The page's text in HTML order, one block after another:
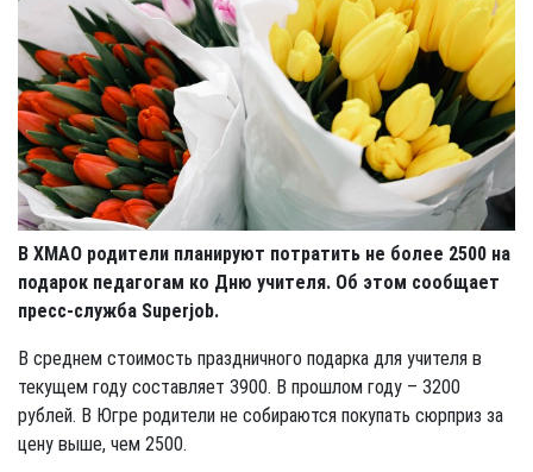
В ХМАО родители планируют потратить не более 2500 на
подарок педагогам ко Дню учителя. Об этом сообщает
пресс-служба Superjob.
В среднем стоимость праздничного подарка для учителя в
текущем году составляет 3900. В прошлом году – 3200
рублей. В Югре родители не собираются покупать сюрприз за
цену выше, чем 2500.